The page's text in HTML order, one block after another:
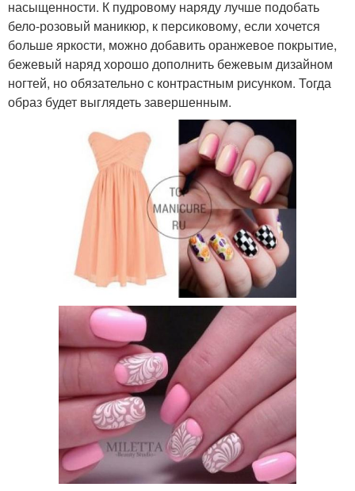
насыщенности. К пудровому наряду лучше подобать
бело-розовый маникюр, к персиковому, если хочется
больше яркости, можно добавить оранжевое покрытие,
бежевый наряд хорошо дополнить бежевым дизайном
ногтей, но обязательно с контрастным рисунком. Тогда
образ будет выглядеть завершенным.